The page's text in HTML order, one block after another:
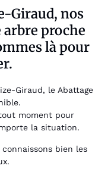
Giraud, nos
arbre proche
là pour
Giraud, le Abattage
moment pour
la situation.
bien les